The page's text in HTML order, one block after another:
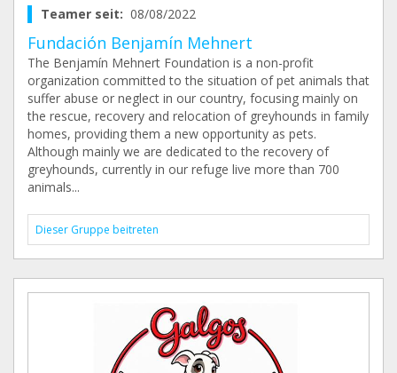
Teamer seit: 08/08/2022
Fundación Benjamín Mehnert
The Benjamín Mehnert Foundation is a non-profit
organization committed to the situation of pet animals that
suffer abuse or neglect in our country, focusing mainly on
the rescue, recovery and relocation of greyhounds in family
homes, providing them a new opportunity as pets.
Although mainly we are dedicated to the recovery of
greyhounds, currently in our refuge live more than 700
animals...
Dieser Gruppe beitreten